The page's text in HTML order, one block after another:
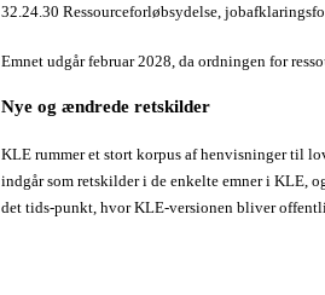
32.24.30 Ressourceforløbsydelse,
Emnet udgår februar 2028, da ordningen for
Nye og ændrede retskilder
KLE rummer et stort korpus af henvisninger til
indgår som retskilder i de enkelte emner i KLE,
det tids-punkt, hvor KLE-versionen bliver